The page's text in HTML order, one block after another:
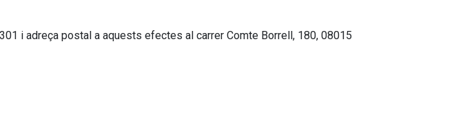
i adreça postal a aquests efectes al carrer Comte Borrell, 180, 08015